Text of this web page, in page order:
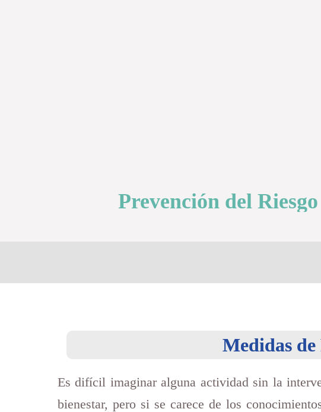
Prevención del
Medidas
Es difícil imaginar alguna actividad sin la
bienestar, pero si se carece de los